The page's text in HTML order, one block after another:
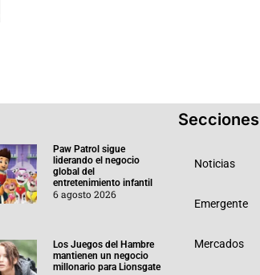
Paw Patrol sigue
liderando el negocio
global del
entretenimiento infantil
6 agosto 2026
Los Juegos del Hambre
mantienen un negocio
millonario para Lionsgate
Secciones
Noticias
Emergente
Mercados